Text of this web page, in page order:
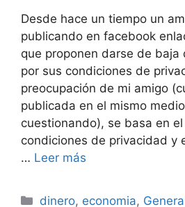
Desde hace un tiempo un
publicando en facebook
que proponen darse de baja
por sus condiciones de
preocupación de mi amigo
publicada en el mismo
cuestionando), se basa en
condiciones de privacidad y
… Leer más
Categorías
dinero, economia,